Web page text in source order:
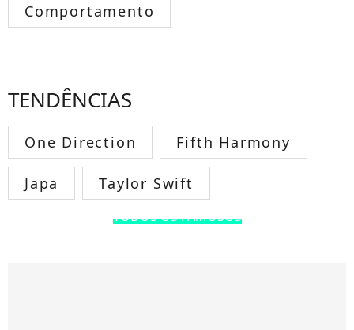
Comportamento
TENDÊNCIAS
One Direction Fifth Harmony
Japa Taylor Swift
TODOS OS FAMOSOS